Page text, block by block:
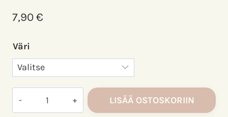
7,90€
Väri
LISÄÄ OSTOSKORIIN